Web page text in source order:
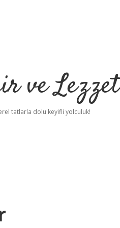
ve Lezzet
tatlarla dolu keyifli yolculuk!